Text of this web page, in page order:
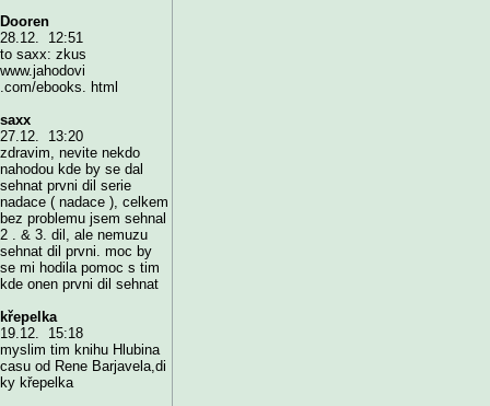
Dooren
28.12. 12:51
to saxx: zkus
www.jahodovi
.com/ebooks. html
saxx
27.12. 13:20
zdravim, nevite nekdo
nahodou kde by se dal
sehnat prvni dil serie
nadace ( nadace ), celkem
bez problemu jsem sehnal
2 . & 3. dil, ale nemuzu
sehnat dil prvni. moc by
se mi hodila pomoc s tim
kde onen prvni dil sehnat
křepelka
19.12. 15:18
myslim tim knihu Hlubina
casu od Rene Barjavela,di
ky křepelka